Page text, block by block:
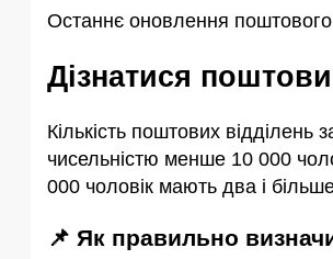
Останнє оновлення
Дізнатися
Кількість поштових
чисельністю менше 10 000
000 чоловік мають два і
📌 Як правильно